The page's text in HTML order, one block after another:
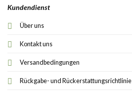
Kundendienst
Über uns
Kontakt uns
Versandbedingungen
Rückgabe- und Rückerstattungsrichtlinie